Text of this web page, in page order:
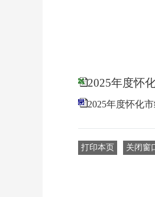
2025年度怀
2025年度怀化
打印本页 关闭窗